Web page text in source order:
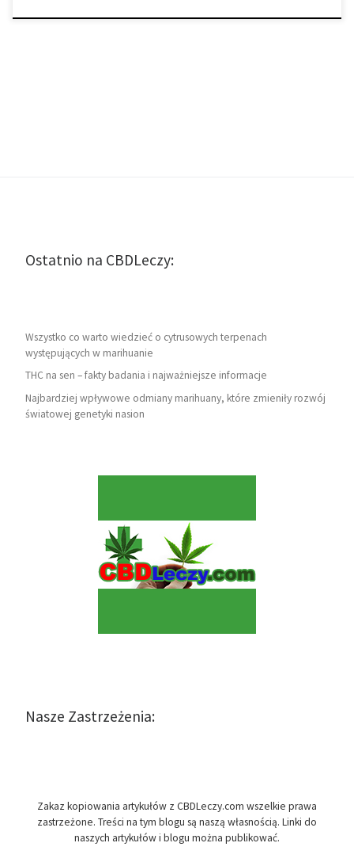
Ostatnio na CBDLeczy:
Wszystko co warto wiedzieć o cytrusowych terpenach
występujących w marihuanie
THC na sen – fakty badania i najważniejsze informacje
Najbardziej wpływowe odmiany marihuany, które zmieniły rozwój
światowej genetyki nasion
Nasze Zastrzeżenia:
Zakaz kopiowania artykułów z CBDLeczy.com wszelkie prawa
zastrzeżone. Treści na tym blogu są naszą własnością. Linki do
naszych artykułów i blogu można publikować.